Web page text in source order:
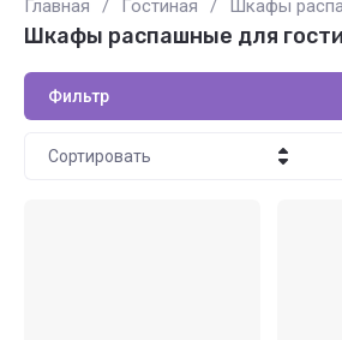
Главная / Гостиная / Шкафы
Шкафы распашные для
Фильтр
Сортировать